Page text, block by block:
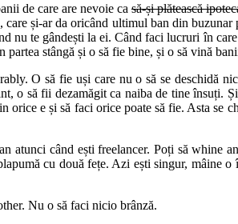
de care are nevoie ca să-și plătească
și-ar da oricând ultimul ban din buzunar
nu te gândești la ei. Când faci lucruri în
stângă și o să fie bine, și o să vină
O să fie uși care nu o să se deschidă
o să fii dezamăgit ca naiba de tine însuți.
orice e și să faci orice poate să fie. Asta se
atunci când ești freelancer. Poți să whine
cu două fețe. Azi ești singur, mâine o
Nu o să faci nicio brânză.